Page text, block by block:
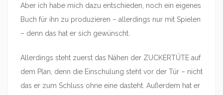
Aber ich habe mich dazu entschieden, noch ein eigenes
Buch für ihn zu produzieren – allerdings nur mit Spielen
– denn das hat er sich gewünscht.
Allerdings steht zuerst das Nähen der ZUCKERTÜTE auf
dem Plan, denn die Einschulung steht vor der Tür – nicht
das er zum Schluss ohne eine dasteht. Außerdem hat er